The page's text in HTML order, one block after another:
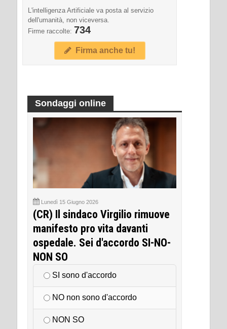
L'intelligenza Artificiale va posta al servizio
dell'umanità, non viceversa.
Firme raccolte: 734
Firma anche tu!
Sondaggi online
Lunedì 15 Giugno 2026
(CR) Il sindaco Virgilio rimuove
manifesto pro vita davanti
ospedale. Sei d'accordo SI-NO-
NON SO
SI sono d'accordo
NO non sono d'accordo
NON SO